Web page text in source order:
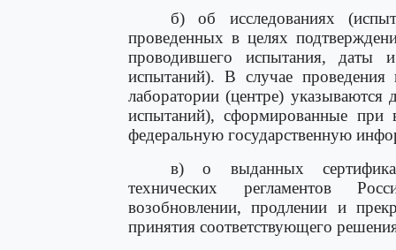
б) об исследованиях
проведенных в целях
проводившего испытания, даты
испытаний). В случае проведения
лаборатории (центре) указываются
испытаний), сформированные при
федеральную государственную
в) о выданных
технических регламентов
возобновлении, продлении и
принятия соответствующего